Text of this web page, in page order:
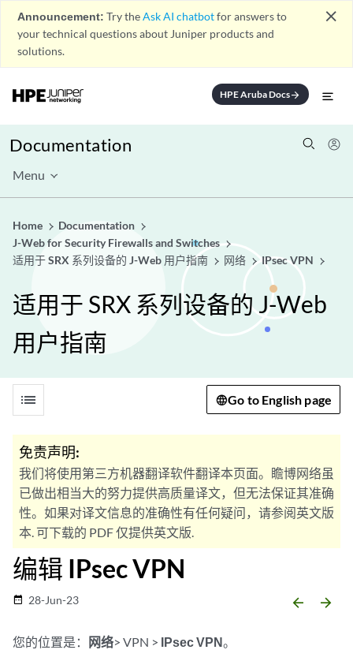
Announcement: Try theAsk AI chatbotfor answers to
your technical questions about Juniper products and
solutions.
close
HPE Aruba Docsarrow_forward
Documentation
Menu
Home
Documentation
J-Web for Security Firewalls and Switches
适用于 SRX 系列设备的 J-Web 用户指南
网络 IPsec VPN
适用于 SRX 系列设备的 J-Web
用户指南
list Go to English page
免责声明:
我们将使用第三方机器翻译软件翻译本页面。瞻博网络虽
已做出相当大的努力提供高质量译文，但无法保证其准确
性。如果对译文信息的准确性有任何疑问，请参阅英文版
本. 可下载的 PDF 仅提供英文版.
编辑 IPsec VPN
date_range 28-Jun-23 arrow_backward arrow_forward
您的位置是： 网络> VPN > IPsec VPN。